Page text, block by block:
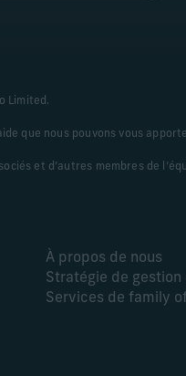
Limited.
que nous pouvons vous
et d’autres membres de
À propos de nous
Stratégie de gestion
Services de family